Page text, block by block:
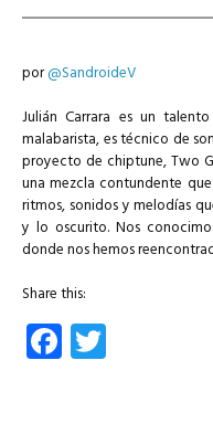
por@SandroideV
Julián Carrara es un
malabarista, es técnico de
proyecto de chiptune, Two
una mezcla contundente
ritmos, sonidos y melodías
y lo oscurito. Nos
donde nos hemos
Share this:
Facebook